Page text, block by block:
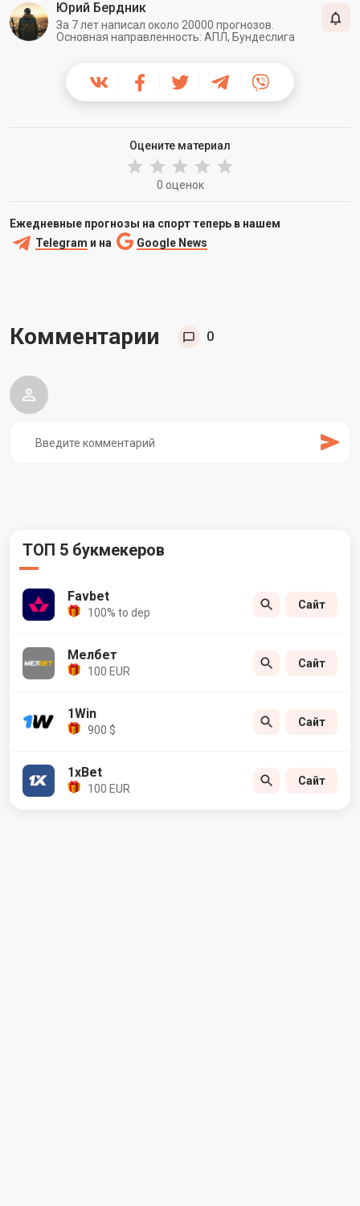
Юрий Бердник
За 7 лет написал около 20000 прогнозов.
Основная направленность: АПЛ, Бундеслига
Оцените материал
0 оценок
Ежедневные прогнозы на спорт теперь в нашем
Telegram и на Google News
Комментарии 0
ТОП 5 букмекеров
Favbet
100% to dep
Сайт
Мелбет
100 EUR
Сайт
1Win
900 $
Сайт
1xBet
100 EUR
Сайт